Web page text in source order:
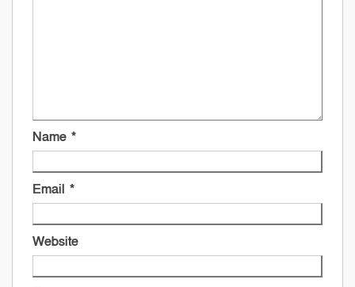
Name *
Email *
Website